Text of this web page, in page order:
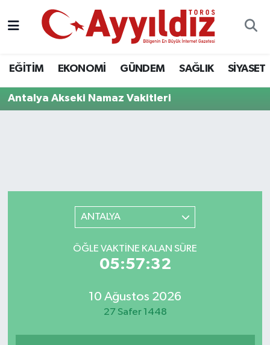
EĞİTİM EKONOMİ GÜNDEM SAĞLIK SİYASET
Antalya Akseki Namaz Vakitleri
ANTALYA
ÖĞLE VAKTINE KALAN SÜRE
05:57:32
10 Ağustos 2026
27 Safer 1448